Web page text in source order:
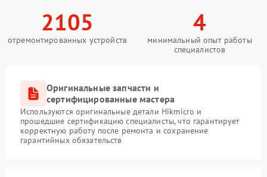
2105
отремонтированных устройств
4
минимальный опыт работы
специалистов
Оригинальные запчасти и
сертифицированные мастера
Используются оригинальные детали Hikmicro и
прошедшие сертификацию специалисты, что гарантирует
корректную работу после ремонта и сохранение
гарантийных обязательств